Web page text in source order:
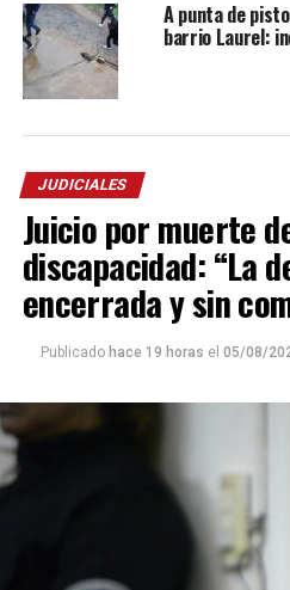
A punta de
barrio Laurel:
JUDICIALES
Juicio por muerte
discapacidad: “La
encerrada y sin
Publicado hace 19 horas el 05/08/